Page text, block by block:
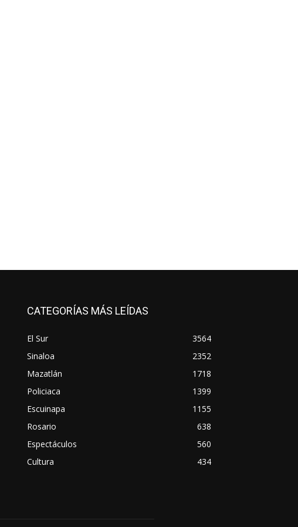
CATEGORÍAS MÁS LEÍDAS
El Sur
3564
Sinaloa
2352
Mazatlán
1718
Policiaca
1399
Escuinapa
1155
Rosario
638
Espectáculos
560
Cultura
434